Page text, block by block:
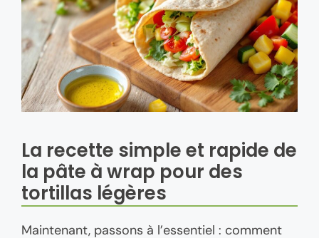
La recette simple et rapide de
la pâte à wrap pour des
tortillas légères
Maintenant, passons à l’essentiel : comment